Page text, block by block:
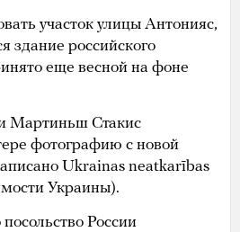
участок улицы Антонияс,
здание российского
еще весной на фоне
Мартиньш Стакис
фотографию с новой
Ukrainas neatkarības
Украины).
России